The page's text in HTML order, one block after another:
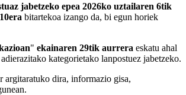
jabetzeko epea 2026ko uztailaren 6tik
bitartekoa izango da, bi egun horiek
" ekainaren 29tik aurrera eskatu ahal
kategorietako lanpostuez jabetzeko.
argitaratuko dira, informazio gisa,